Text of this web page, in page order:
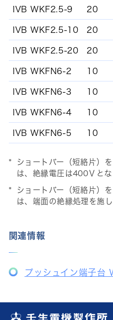
IVB WKF2.5-9 20
IVB WKF2.5-10 20
IVB WKF2.5-20 20
IVB WKFN6-2 10
IVB WKFN6-3 10
IVB WKFN6-4 10
IVB WKFN6-5 10
ショートバー（短絡片）
は、絶縁電圧は400Ⅴとな
ショートバー（短絡片）
は、端面の絶縁処理を施し
関連情報
プッシュイン端子台